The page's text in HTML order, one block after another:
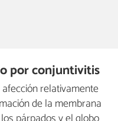
por conjuntivitis
relativamente
de la membrana